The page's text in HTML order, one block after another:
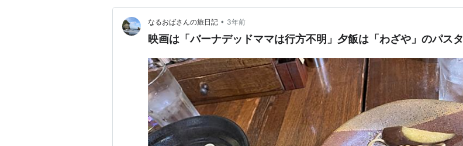
なるおばさんの旅日記 • 3年前
映画は「バーナデッドママは行方不明」夕飯は「わざや」のパスタ